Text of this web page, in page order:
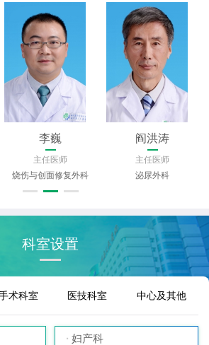
聂海
主任医师
骨科
吕群
主任医师
妇产科
科室设置
术科室 医技科室 中心及其他
妇产科